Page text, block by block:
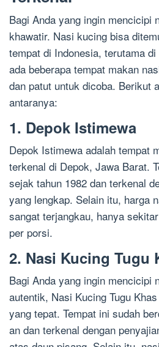
Bagi Anda yang ingin mencicipi
khawatir. Nasi kucing bisa
tempat di Indonesia, terutama
ada beberapa tempat makan
dan patut untuk dicoba. Berikut
antaranya:
1. Depok Istimewa
Depok Istimewa adalah tempat
terkenal di Depok, Jawa Barat.
sejak tahun 1982 dan terkenal
yang lengkap. Selain itu, harga
sangat terjangkau, hanya
per porsi.
2. Nasi Kucing Tugu
Bagi Anda yang ingin mencicipi
autentik, Nasi Kucing Tugu
yang tepat. Tempat ini sudah
an dan terkenal dengan